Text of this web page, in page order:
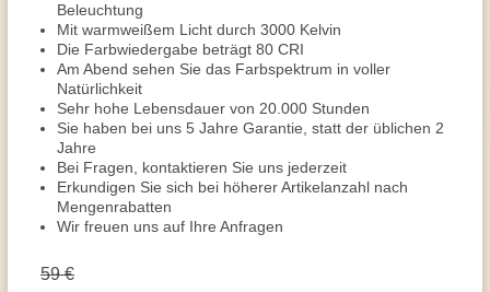
Beleuchtung
Mit warmweißem Licht durch 3000 Kelvin
Die Farbwiedergabe beträgt 80 CRI
Am Abend sehen Sie das Farbspektrum in voller
Natürlichkeit
Sehr hohe Lebensdauer von 20.000 Stunden
Sie haben bei uns 5 Jahre Garantie, statt der üblichen 2
Jahre
Bei Fragen, kontaktieren Sie uns jederzeit
Erkundigen Sie sich bei höherer Artikelanzahl nach
Mengenrabatten
Wir freuen uns auf Ihre Anfragen
59 €